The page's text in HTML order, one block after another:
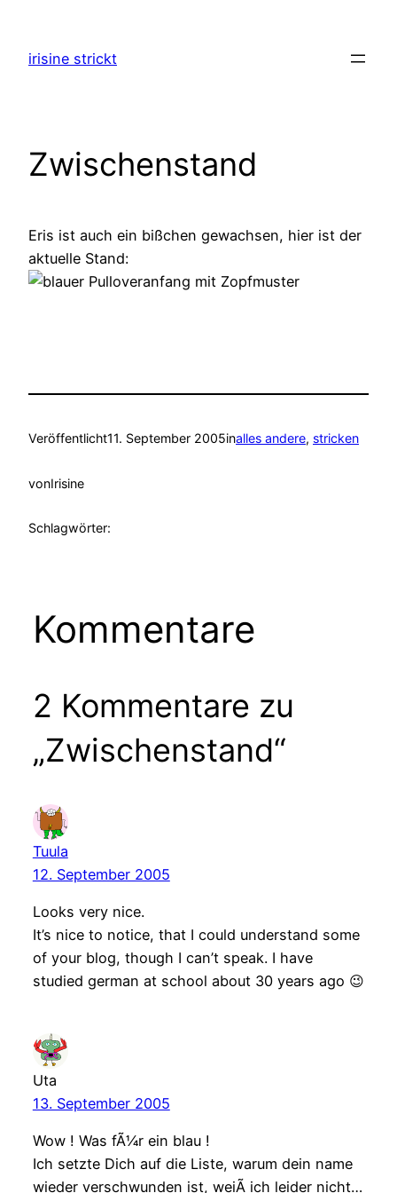
springen
irisine strickt
Zwischenstand
Eris ist auch ein bißchen gewachsen, hier ist der
aktuelle Stand:
Veröffentlicht11. September 2005inalles andere, stricken
vonIrisine
Schlagwörter:
Kommentare
2 Kommentare zu
„Zwischenstand“
Tuula
12. September 2005
Looks very nice.
It’s nice to notice, that I could understand some
of your blog, though I can’t speak. I have
studied german at school about 30 years ago 😉
Uta
13. September 2005
Wow ! Was fÃ¼r ein blau !
Ich setzte Dich auf die Liste, warum dein name
wieder verschwunden ist, weiÃ ich leider nicht…